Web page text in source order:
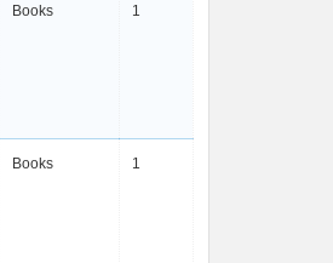
Books 1
Books 1